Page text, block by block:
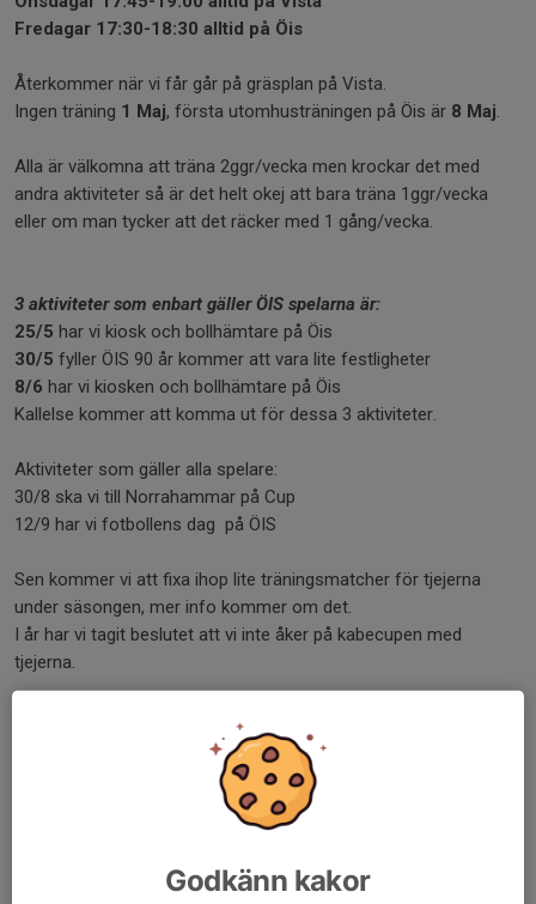
Fredagar 17:30-18:30 alltid på Öis
Återkommer när vi får går på gräsplan på Vista.
Ingen träning 1 Maj, första utomhusträningen på Öis är 8 Maj.
Alla är välkomna att träna 2ggr/vecka men krockar det med
andra aktiviteter så är det helt okej att bara träna 1ggr/vecka
eller om man tycker att det räcker med 1 gång/vecka.
3 aktiviteter som enbart gäller ÖIS spelarna är:
25/5 har vi kiosk och bollhämtare på Öis
30/5 fyller ÖIS 90 år kommer att vara lite festligheter
8/6 har vi kiosken och bollhämtare på Öis
Kallelse kommer att komma ut för dessa 3 aktiviteter.
Aktiviteter som gäller alla spelare:
30/8 ska vi till Norrahammar på Cup
12/9 har vi fotbollens dag på ÖIS
Sen kommer vi att fixa ihop lite träningsmatcher för tjejerna
under säsongen, mer info kommer om det.
I år har vi tagit beslutet att vi inte åker på kabecupen med
tjejerna.
Godkänn kakor